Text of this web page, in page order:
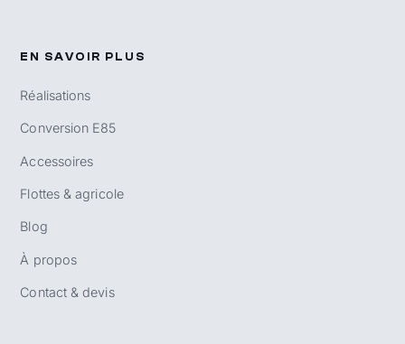
EN SAVOIR PLUS
Réalisations
Conversion E85
Accessoires
Flottes & agricole
Blog
À propos
Contact & devis